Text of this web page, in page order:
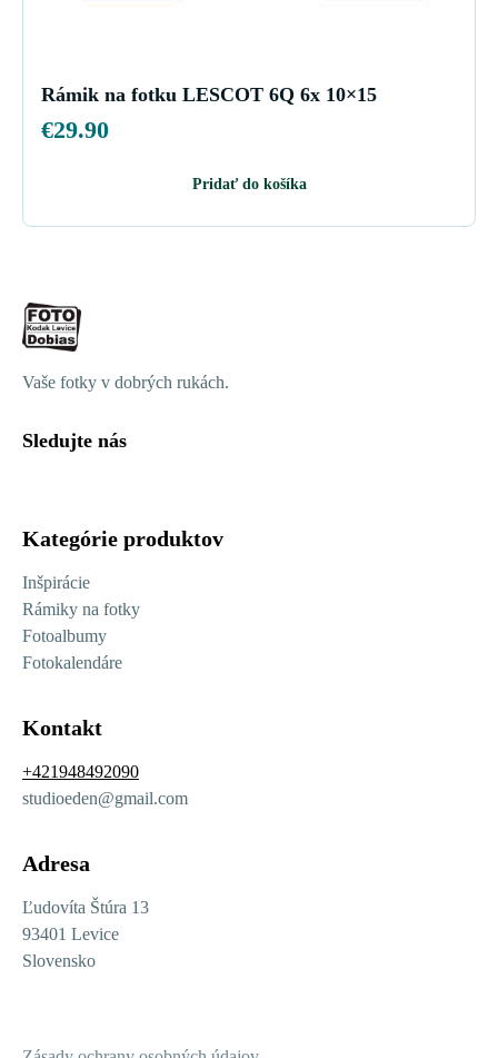
Rámik na fotku LESCOT 6Q 6x 10×15
€29.90
Pridať do košíka
Vaše fotky v dobrých rukách.
Sledujte nás
Kategórie produktov
Inšpirácie
Rámiky na fotky
Fotoalbumy
Fotokalendáre
Kontakt
+421948492090
studioeden@gmail.com
Adresa
Ľudovíta Štúra 13
93401 Levice
Slovensko